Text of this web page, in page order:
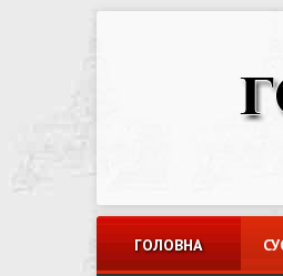
ГОЛОВНА